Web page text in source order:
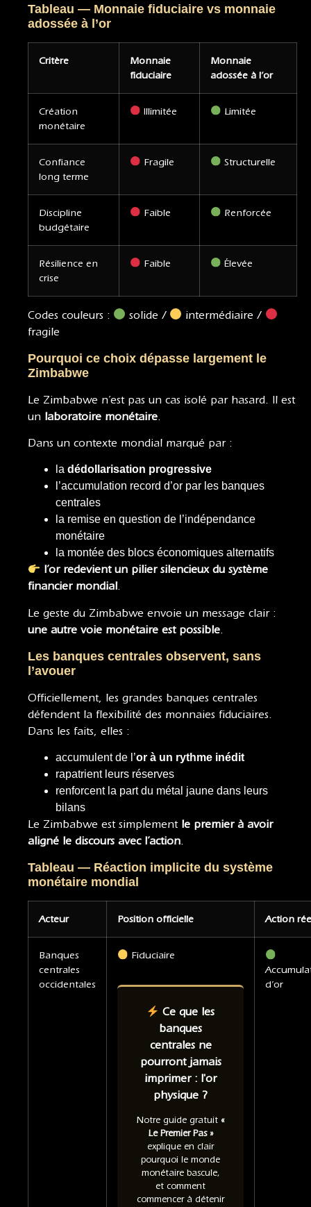
Tableau — Monnaie fiduciaire vs monnaie
adossée à l’or
Critère
Monnaie
fiduciaire
Monnaie
adossée à l’or
Création
monétaire
Illimitée Limitée
Confiance
long terme
Fragile Structurelle
Discipline
budgétaire
Faible Renforcée
Résilience en
crise
Faible Élevée
Codes couleurs : solide /
intermédiaire /
fragile
Pourquoi ce choix dépasse largement le
Zimbabwe
Le Zimbabwe n’est pas un cas isolé par hasard. Il est
un laboratoire monétaire
Dans un contexte mondial marqué par :
la dédollarisation progressive
l’accumulation record d’or par les banques
centrales
la remise en question de l’indépendance
monétaire
la montée des blocs économiques alternatifs
l’or redevient un pilier silencieux du système
financier mondial.
Le geste du Zimbabwe envoie un message clair :
une autre voie monétaire est possible.
Les banques centrales observent, sans
l’avouer
Officiellement, les grandes banques centrales
défendent la flexibilité des monnaies fiduciaires.
Dans les faits, elles :
accumulent de l’or à un rythme inédit
rapatrient leurs réserves
renforcent la part du métal jaune dans leurs
bilans
Le Zimbabwe est simplement le premier à avoir
aligné le discours avec l’action.
Tableau — Réaction implicite du système
monétaire mondial
Acteur Position officielle Action
Banques
centrales
occidentales
Fiduciaire
Ce que les
banques
centrales ne
pourront jamais
imprimer : l'or
physique ?
Notre guide gratuit «
Le Premier Pas »
explique en clair
pourquoi le monde
monétaire bascule,
et comment
commencer à détenir
d’or